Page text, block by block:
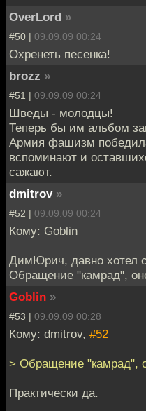
OverLord »
#50 | 09.09.09 00:24
Охренеть песенка!
brozz »
#51 | 09.09.09 00:24
Шведы - молодцы!
Теперь бы им альбом
Армия фашизм
вспоминают и
сажают.
dmitrov »
#52 | 09.09.09 00:24
Кому: Goblin
ДимЮрич, давно хотел
Обращение "камрад",
Goblin »
#53 | 09.09.09 00:28
Кому: dmitrov, #52
> Обращение "камрад",
Практически да.